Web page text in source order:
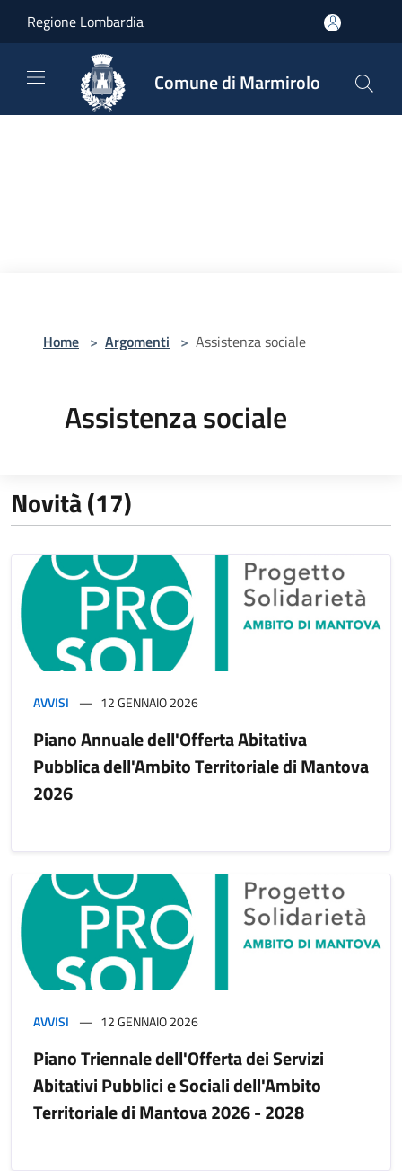
Regione Lombardia
Comune di Marmirolo
Home > Argomenti > Assistenza sociale
Assistenza sociale
Novità (17)
AVVISI 12 GENNAIO 2026
Piano Annuale dell'Offerta Abitativa
Pubblica dell'Ambito Territoriale di Mantova
2026
AVVISI 12 GENNAIO 2026
Piano Triennale dell'Offerta dei Servizi
Abitativi Pubblici e Sociali dell'Ambito
Territoriale di Mantova 2026 - 2028